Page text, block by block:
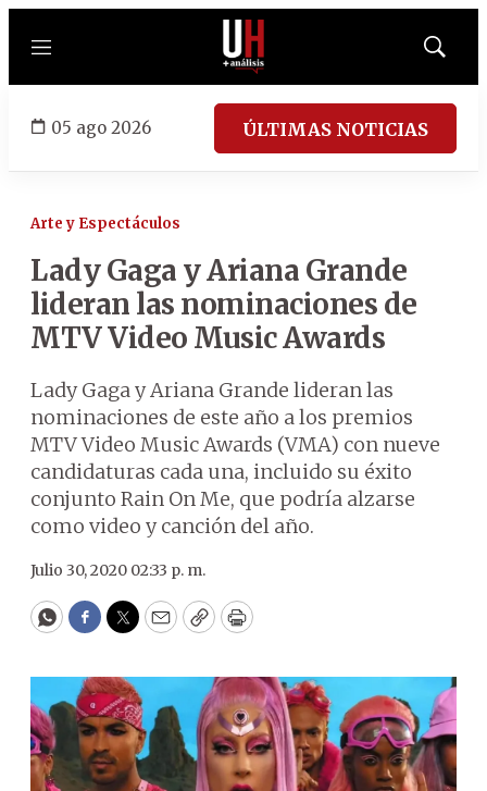
Menú
Mostrar
05 ago 2026 ÚLTIMAS NOTICIAS
Arte y Espectáculos
Lady Gaga y Ariana Grande
lideran las nominaciones de
MTV Video Music Awards
Lady Gaga y Ariana Grande lideran las
nominaciones de este año a los premios
MTV Video Music Awards (VMA) con nueve
candidaturas cada una, incluido su éxito
conjunto Rain On Me, que podría alzarse
como video y canción del año.
Julio 30, 2020 02:33 p. m.
WhatsApp
Facebook
Twitter
EmailCopyPrint